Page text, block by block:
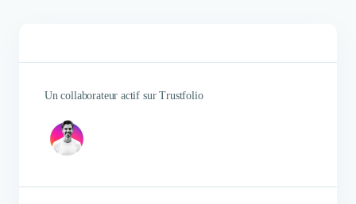
Un collaborateur actif sur Trustfolio